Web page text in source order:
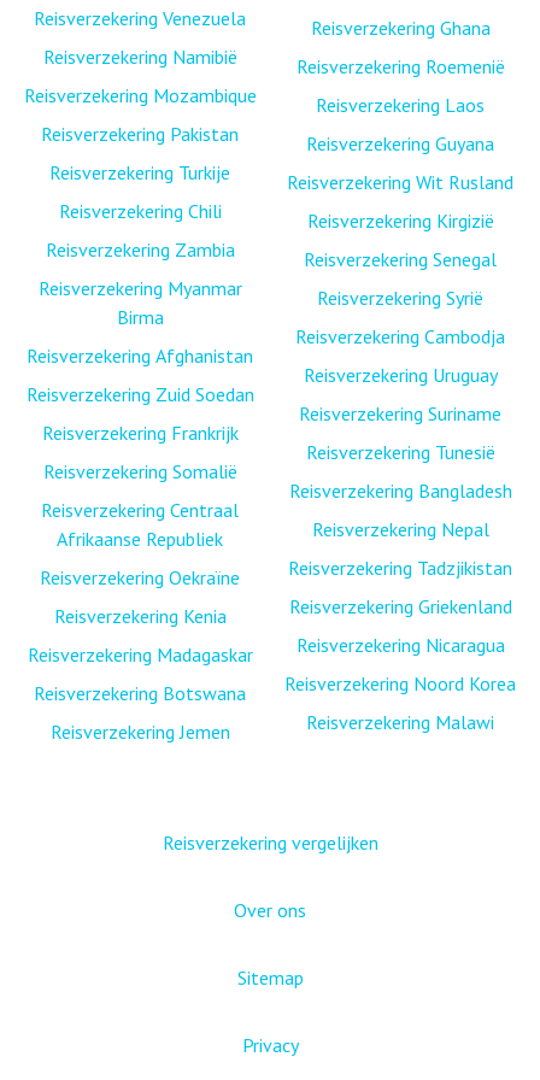
Reisverzekering Venezuela
Reisverzekering Namibië
Reisverzekering Mozambique
Reisverzekering Pakistan
Reisverzekering Turkije
Reisverzekering Chili
Reisverzekering Zambia
Reisverzekering Myanmar
Birma
Reisverzekering Afghanistan
Reisverzekering Zuid Soedan
Reisverzekering Frankrijk
Reisverzekering Somalië
Reisverzekering Centraal
Afrikaanse Republiek
Reisverzekering Oekraïne
Reisverzekering Kenia
Reisverzekering Madagaskar
Reisverzekering Botswana
Reisverzekering Jemen
Reisverzekering Ghana
Reisverzekering Roemenië
Reisverzekering Laos
Reisverzekering Guyana
Reisverzekering Wit Rusland
Reisverzekering Kirgizië
Reisverzekering Senegal
Reisverzekering Syrië
Reisverzekering Cambodja
Reisverzekering Uruguay
Reisverzekering Suriname
Reisverzekering Tunesië
Reisverzekering Bangladesh
Reisverzekering Nepal
Reisverzekering Tadzjikistan
Reisverzekering Griekenland
Reisverzekering Nicaragua
Reisverzekering Noord Korea
Reisverzekering Malawi
Reisverzekering vergelijken
Over ons
Sitemap
Privacy